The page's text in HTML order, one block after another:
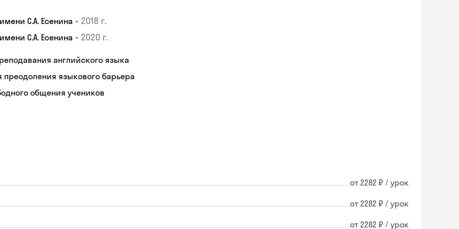
С.А. Есенина • 2018 г.
С.А. Есенина • 2020 г.
английского языка
языкового барьера
общения учеников
от 2282 ₽ / урок
от 2282 ₽ / урок
от 2282 ₽ / урок